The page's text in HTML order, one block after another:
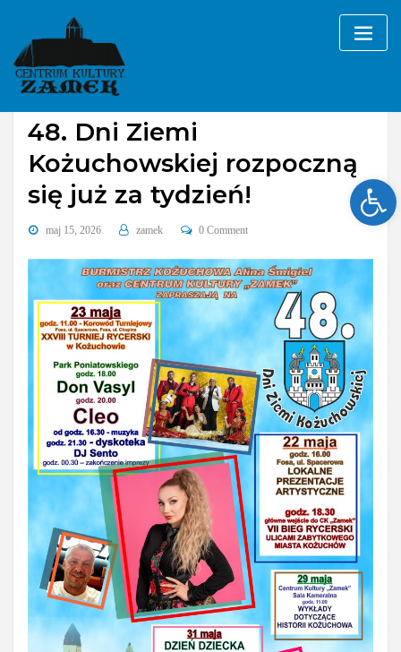
content
Bez kategorii
48. Dni Ziemi
Kożuchowskiej rozpoczną
się już za tydzień!
maj 15, 2026 zamek 0 Comment